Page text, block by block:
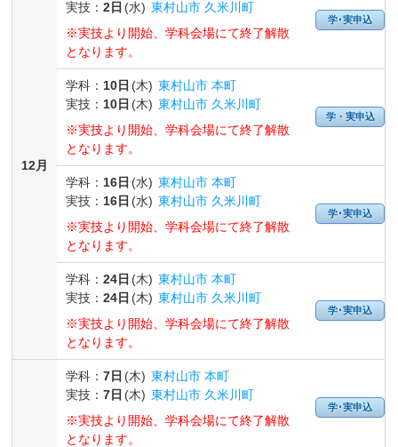
12月
実技：2日 (水) 東村山市 久米川町
※実技より開始、学科会場にて終了解散
となります。
学･実申込
学科： 10日 (木) 東村山市 本町
実技： 10日 (木) 東村山市 久米川町
※実技より開始、学科会場にて終了解散
となります。
学・実申込
学科： 16日 (水) 東村山市 本町
実技： 16日 (水) 東村山市 久米川町
※実技より開始、学科会場にて終了解散
となります。
学･実申込
学科：24日 (木) 東村山市 本町
実技：24日 (木) 東村山市 久米川町
※実技より開始、学科会場にて終了解散
となります。
学･実申込
学科：7日 (木) 東村山市 本町
実技：7日 (木) 東村山市 久米川町
※実技より開始、学科会場にて終了解散
となります。
学･実申込